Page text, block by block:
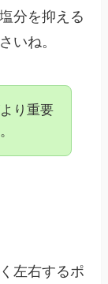
分を抑える
いね。
り重要
左右するポ